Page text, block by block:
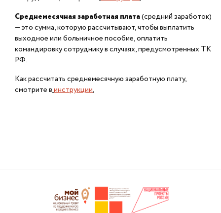
Среднемесячная заработная плата(средний заработок)
— это сумма, которую рассчитывают, чтобы выплатить
выходное или больничное пособие, оплатить
командировку сотруднику в случаях, предусмотренных ТК
РФ.
Как рассчитать среднемесячную заработную плату,
смотрите винструкции.